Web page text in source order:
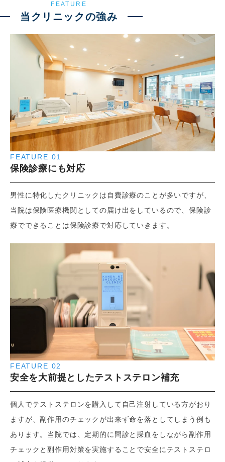
FEATURE
当クリニックの強み
FEATURE 01
保険診療にも対応
男性に特化したクリニックは自費診療のことが多いですが、
当院は保険医療機関としての届け出をしているので、保険診
療でできることは保険診療で対応していきます。
FEATURE 02
安全を大前提としたテストステロン補充
個人でテストステロンを購入して自己注射している方がおり
ますが、副作用のチェックが出来ず命を落としてしまう例も
あります。当院では、定期的に問診と採血をしながら副作用
チェックと副作用対策を実施することで安全にテストステロ